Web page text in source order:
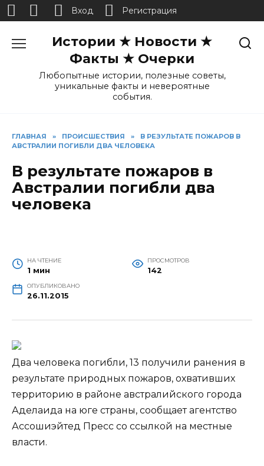
Истории ★ Новости ★
Факты ★ Очерки
Любопытные истории, полезные советы,
уникальные факты и невероятные
события.
ГЛАВНАЯ » ПРОИСШЕСТВИЯ »
В РЕЗУЛЬТАТЕ ПОЖАРОВ В
АВСТРАЛИИ ПОГИБЛИ ДВА ЧЕЛОВЕКА
В результате пожаров в
Австралии погибли два
человека
НА ЧТЕНИЕ
1 мин
ПРОСМОТРОВ
142
ОПУБЛИКОВАНО
26.11.2015
Два человека погибли, 13 получили ранения в
результате природных пожаров, охвативших
территорию в районе австралийского города
Аделаида на юге страны, сообщает агентство
Ассошиэйтед Пресс со ссылкой на местные
власти.
Вход Регистрация